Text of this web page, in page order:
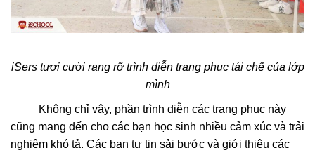
iSers tươi cười rạng rỡ trình diễn trang phục tái chế của lớp
mình
Không chỉ vậy, phần trình diễn các trang phục này
cũng mang đến cho các bạn học sinh nhiều cảm xúc và trải
nghiệm khó tả. Các bạn tự tin sải bước và giới thiệu các